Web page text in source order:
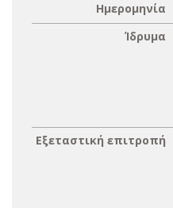
Ημερομηνία
Ίδρυμα
Εξεταστική επιτροπή